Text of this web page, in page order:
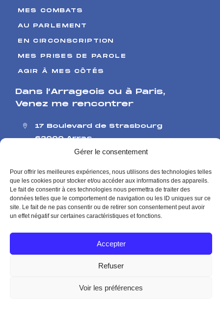
Gérer le consentement
Pour offrir les meilleures expériences, nous utilisons des technologies telles
que les cookies pour stocker et/ou accéder aux informations des appareils.
Le fait de consentir à ces technologies nous permettra de traiter des
données telles que le comportement de navigation ou les ID uniques sur ce
site. Le fait de ne pas consentir ou de retirer son consentement peut avoir
un effet négatif sur certaines caractéristiques et fonctions.
Accepter
Refuser
Voir les préférences
MES COMBATS
AU PARLEMENT
EN CIRCONSCRIPTION
MES PRISES DE PAROLE
AGIR À MES CÔTÉS
Dans l’Arrageois ou à Paris,
Venez me rencontrer
17 Boulevard de Strasbourg
62000 Arras
126 rue de l’Université
Me contacter
Contact presse
Mentions Légales Politique de Confidentialité